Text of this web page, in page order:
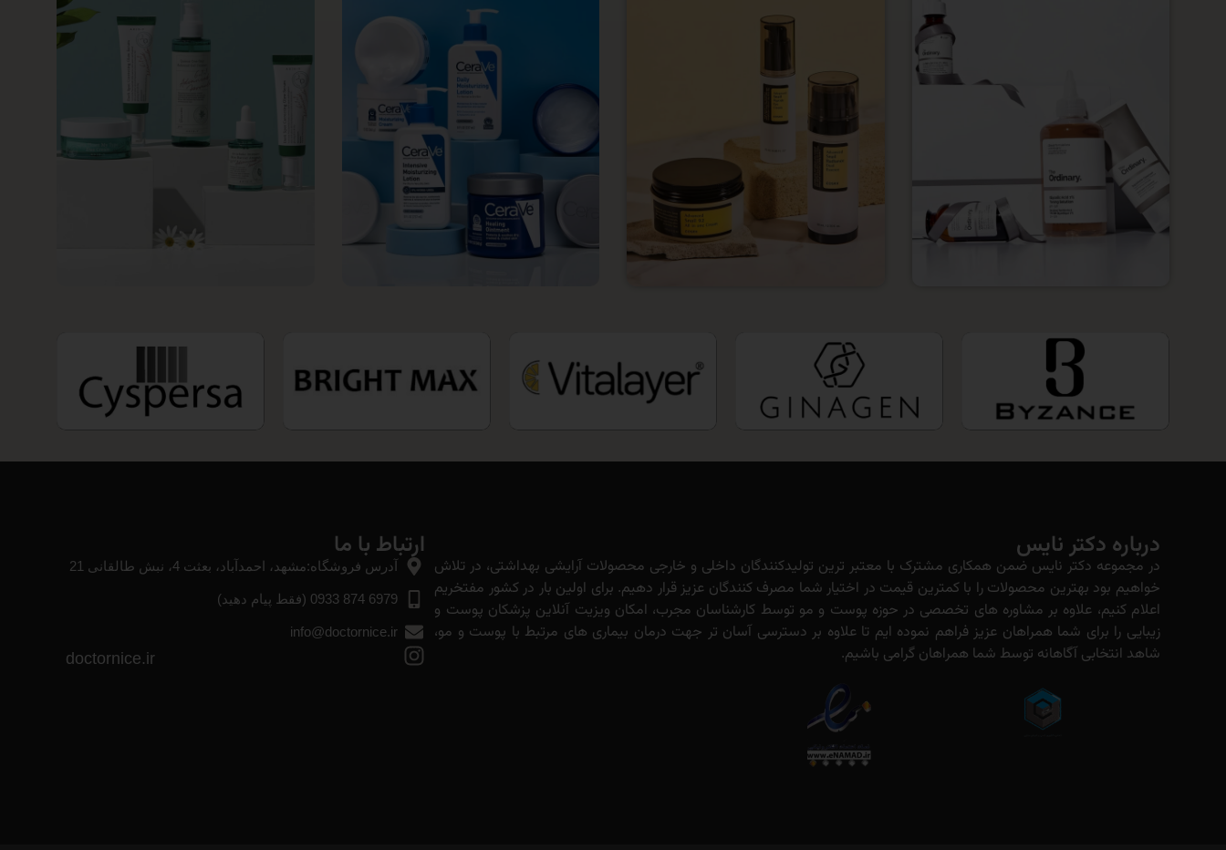
درباره دکتر نایس
در مجموعه دکتر نایس ضمن همکاری مشترک با معتبر ترین تولیدکنندگان داخلی و خارجی محصولات آرایشی بهداشتی، در تلاش
خواهیم بود بهترین محصولات را با کمترین قیمت در اختیار شما مصرف کنندگان عزیز قرار دهیم. برای اولین بار در کشور مفتخریم
اعلام کنیم، علاوه بر مشاوره های تخصصی در حوزه پوست و مو توسط کارشناسان مجرب، امکان ویزیت آنلاین پزشکان پوست و
زیبایی را برای شما همراهان عزیز فراهم نموده ایم تا علاوه بر دسترسی آسان تر جهت درمان بیماری های مرتبط با پوست و مو،
شاهد انتخابی آگاهانه توسط شما همراهان گرامی باشیم.
ارتباط با ما
آدرس فروشگاه:مشهد، احمدآباد، بعثت 4، نبش طالقانی 21
6979 874 0933 (فقط پیام دهید)
info@doctornice.ir
doctornice.ir